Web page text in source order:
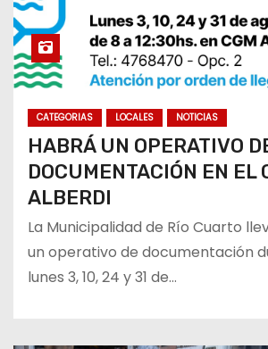
CATEGORIAS LOCALES NOTICIAS
HABRÁ UN OPERATIVO
DOCUMENTACIÓN EN EL
ALBERDI
La Municipalidad de Río Cuarto
un operativo de documentación
lunes 3, 10, 24 y 31 de…